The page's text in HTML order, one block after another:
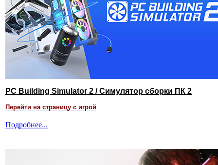
PC Building Simulator 2 / Симулятор сборки ПК 2
Перейти на страницу с игрой
Подробнее...